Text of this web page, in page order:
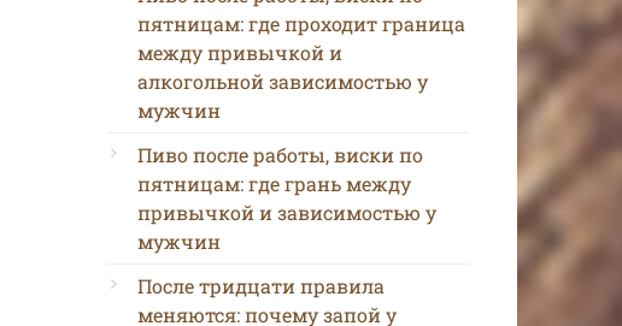
пятницам: где проходит граница
между привычкой и
алкогольной зависимостью у
мужчин
Пиво после работы, виски по
пятницам: где грань между
привычкой и зависимостью у
мужчин
После тридцати правила
меняются: почему запой у